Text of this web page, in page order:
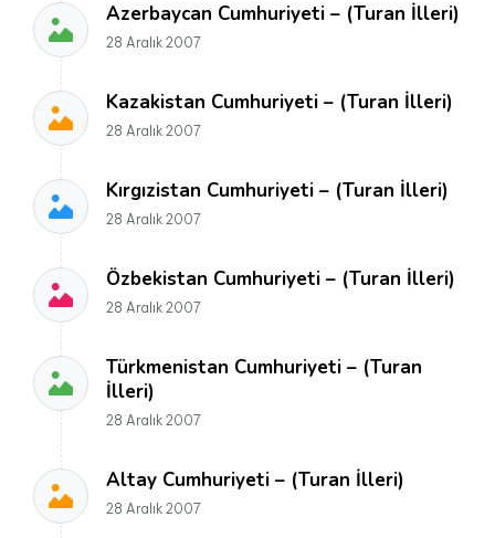
Azerbaycan Cumhuriyeti – (Turan İlleri)
28 Aralık 2007
Kazakistan Cumhuriyeti – (Turan İlleri)
28 Aralık 2007
Kırgızistan Cumhuriyeti – (Turan İlleri)
28 Aralık 2007
Özbekistan Cumhuriyeti – (Turan İlleri)
28 Aralık 2007
Türkmenistan Cumhuriyeti – (Turan
İlleri)
28 Aralık 2007
Altay Cumhuriyeti – (Turan İlleri)
28 Aralık 2007